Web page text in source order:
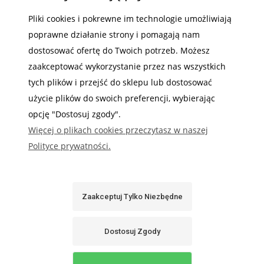
POMOC
MOJE KONTO
INFORMACJE
Gdzie nas możesz znaleźć
Pliki cookies i pokrewne im technologie umożliwiają
poprawne działanie strony i pomagają nam
dostosować ofertę do Twoich potrzeb. Możesz
zaakceptować wykorzystanie przez nas wszystkich
tych plików i przejść do sklepu lub dostosować
użycie plików do swoich preferencji, wybierając
opcję "Dostosuj zgody".
Więcej o plikach cookies przeczytasz w naszej
Polityce prywatności.
Zaakceptuj Tylko Niezbędne
Dostosuj Zgody